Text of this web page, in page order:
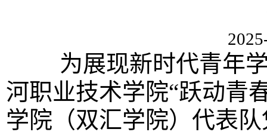
为展现新时代青年学
河职业技术学院“跃动青
学院（双汇学院）代表